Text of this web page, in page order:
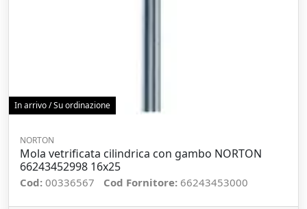
In arrivo / Su ordinazione
NORTON
Mola vetrificata cilindrica con gambo NORTON
66243452998 16x25
Cod: 00336567 Cod Fornitore: 66243453000